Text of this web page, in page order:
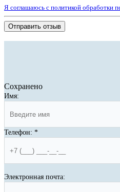
Я соглашаюсь с политикой обработки
Отправить отзыв
Сохранено
Имя:
Телефон: *
Электронная почта: